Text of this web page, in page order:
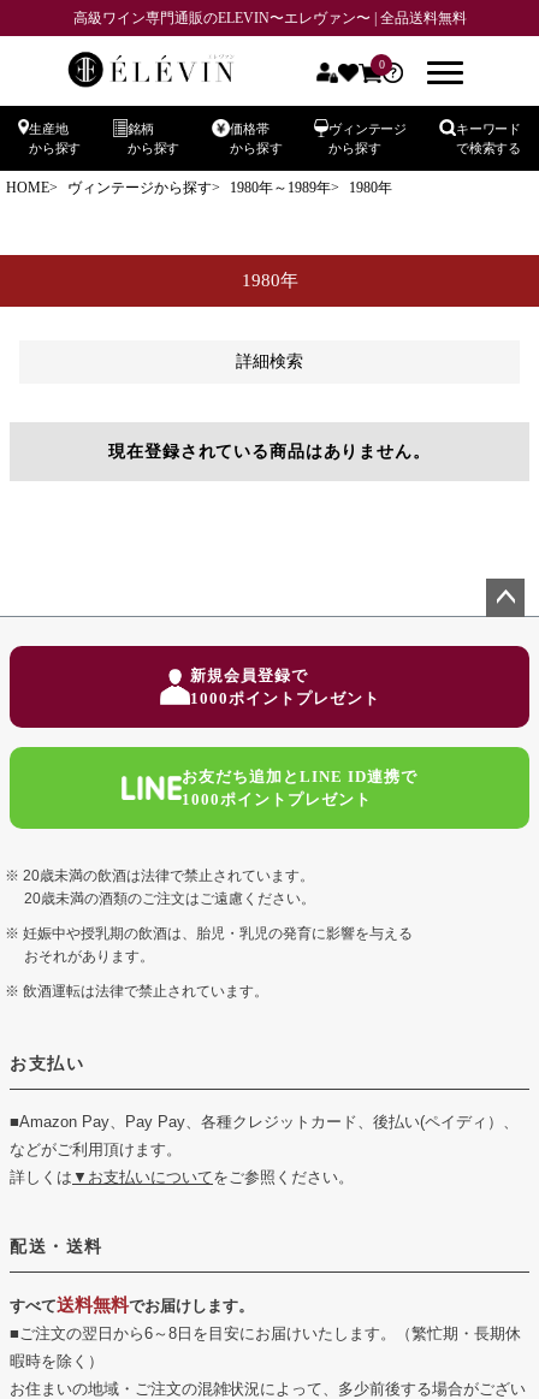
高級ワイン専門通販のELEVIN〜エレヴァン〜 | 全品送料無料
0
生産地
から探す
銘柄
から探す
価格帯
から探す
ヴィンテージ
から探す
キーワード
で検索する
HOME ヴィンテージから探す 1980年～1989年 1980年
1980年
詳細検索
在庫なし商品
在庫なし商品を表示しない
予約商品
予約商品のみを表示
キーワードヒット順
現在登録されている商品はありません。
新規会員登録で
1000ポイントプレゼント
お友だち追加とLINE ID連携で
1000ポイントプレゼント
20歳未満の飲酒は法律で禁止されています。
20歳未満の酒類のご注文はご遠慮ください。
妊娠中や授乳期の飲酒は、胎児・乳児の発育に影響を与える
おそれがあります。
飲酒運転は法律で禁止されています。
お支払い
■Amazon Pay、Pay Pay、各種クレジットカード、後払い(ペイディ）、
などがご利用頂けます。
詳しくは ▼お支払いについてをご参照ください。
配送・送料
すべて送料無料でお届けします。
■ご注文の翌日から6～8日を目安にお届けいたします。（繁忙期・長期休
暇時を除く）
お住まいの地域・ご注文の混雑状況によって、多少前後する場合がござい